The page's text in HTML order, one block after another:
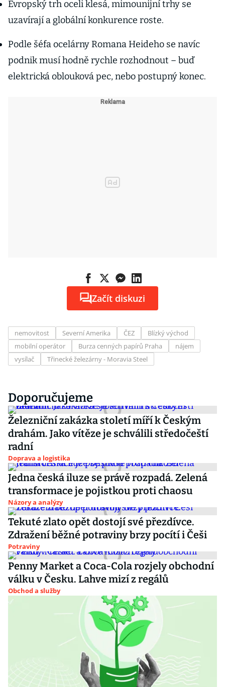
Evropský trh oceli klesá, mimounijní trhy se
uzavírají a globální konkurence roste.
Podle šéfa ocelárny Romana Heideho se navíc
podnik musí hodně rychle rozhodnout – buď
elektrická oblouková pec, nebo postupný konec.
Začít diskuzi
nemovitost Severní Amerika ČEZ
Blízký východ
mobilní operátor
Burza cenných papírů Praha
nájem
vysílač
Třinecké železárny - Moravia Steel
Doporučujeme
Železniční zakázka století míří k Českým
drahám. Jako vítěze je schválili středočeští
radní
Doprava a logistika
Jedna česká iluze se právě rozpadá. Zelená
transformace je pojistkou proti chaosu
Názory a analýzy
Tekuté zlato opět dostojí své přezdívce.
Zdražení běžné potraviny brzy pocítí i Češi
Potraviny
Penny Market a Coca-Cola rozjely obchodní
válku v Česku. Lahve mizí z regálů
Obchod a služby